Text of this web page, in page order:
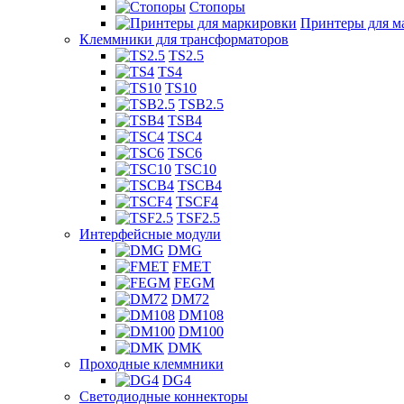
Стопоры
Принтеры для
Клеммники для трансформаторов
TS2.5
TS4
TS10
TSB2.5
TSB4
TSC4
TSC6
TSC10
TSCB4
TSCF4
TSF2.5
Интерфейсные модули
DMG
FMET
FEGM
DM72
DM108
DM100
DMK
Проходные клеммники
DG4
Светодиодные коннекторы